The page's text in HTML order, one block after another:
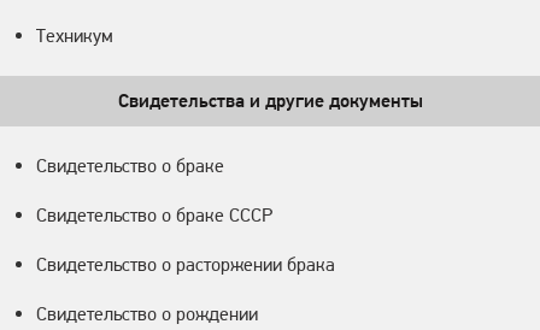
Техникум
Свидетельства и другие документы
Свидетельство о браке
Свидетельство о браке СССР
Свидетельство о расторжении брака
Свидетельство о рождении